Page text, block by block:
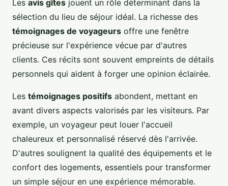
Les avis gîtes jouent un rôle déterminant dans la
sélection du lieu de séjour idéal. La richesse des
témoignages de voyageurs offre une fenêtre
précieuse sur l'expérience vécue par d'autres
clients. Ces récits sont souvent empreints de détails
personnels qui aident à forger une opinion éclairée.
Les témoignages positifs abondent, mettant en
avant divers aspects valorisés par les visiteurs. Par
exemple, un voyageur peut louer l'accueil
chaleureux et personnalisé réservé dès l'arrivée.
D'autres soulignent la qualité des équipements et le
confort des logements, essentiels pour transformer
un simple séjour en une expérience mémorable.